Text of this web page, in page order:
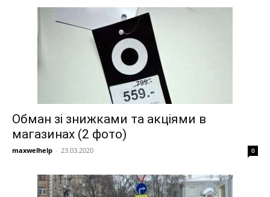
Обман зі знижками та акціями в
магазинах (2 фото)
maxwelhelp - 23.03.2020 0